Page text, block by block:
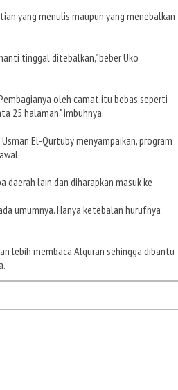
yang menulis maupun yang menebalkan
tinggal ditebalkan," beber Uko
oleh camat itu bebas seperti
25 halaman," imbuhnya.
El-Qurtuby menyampaikan, program
daerah lain dan diharapkan masuk ke
umumnya. Hanya ketebalan hurufnya
lebih membaca Alquran sehingga dibantu